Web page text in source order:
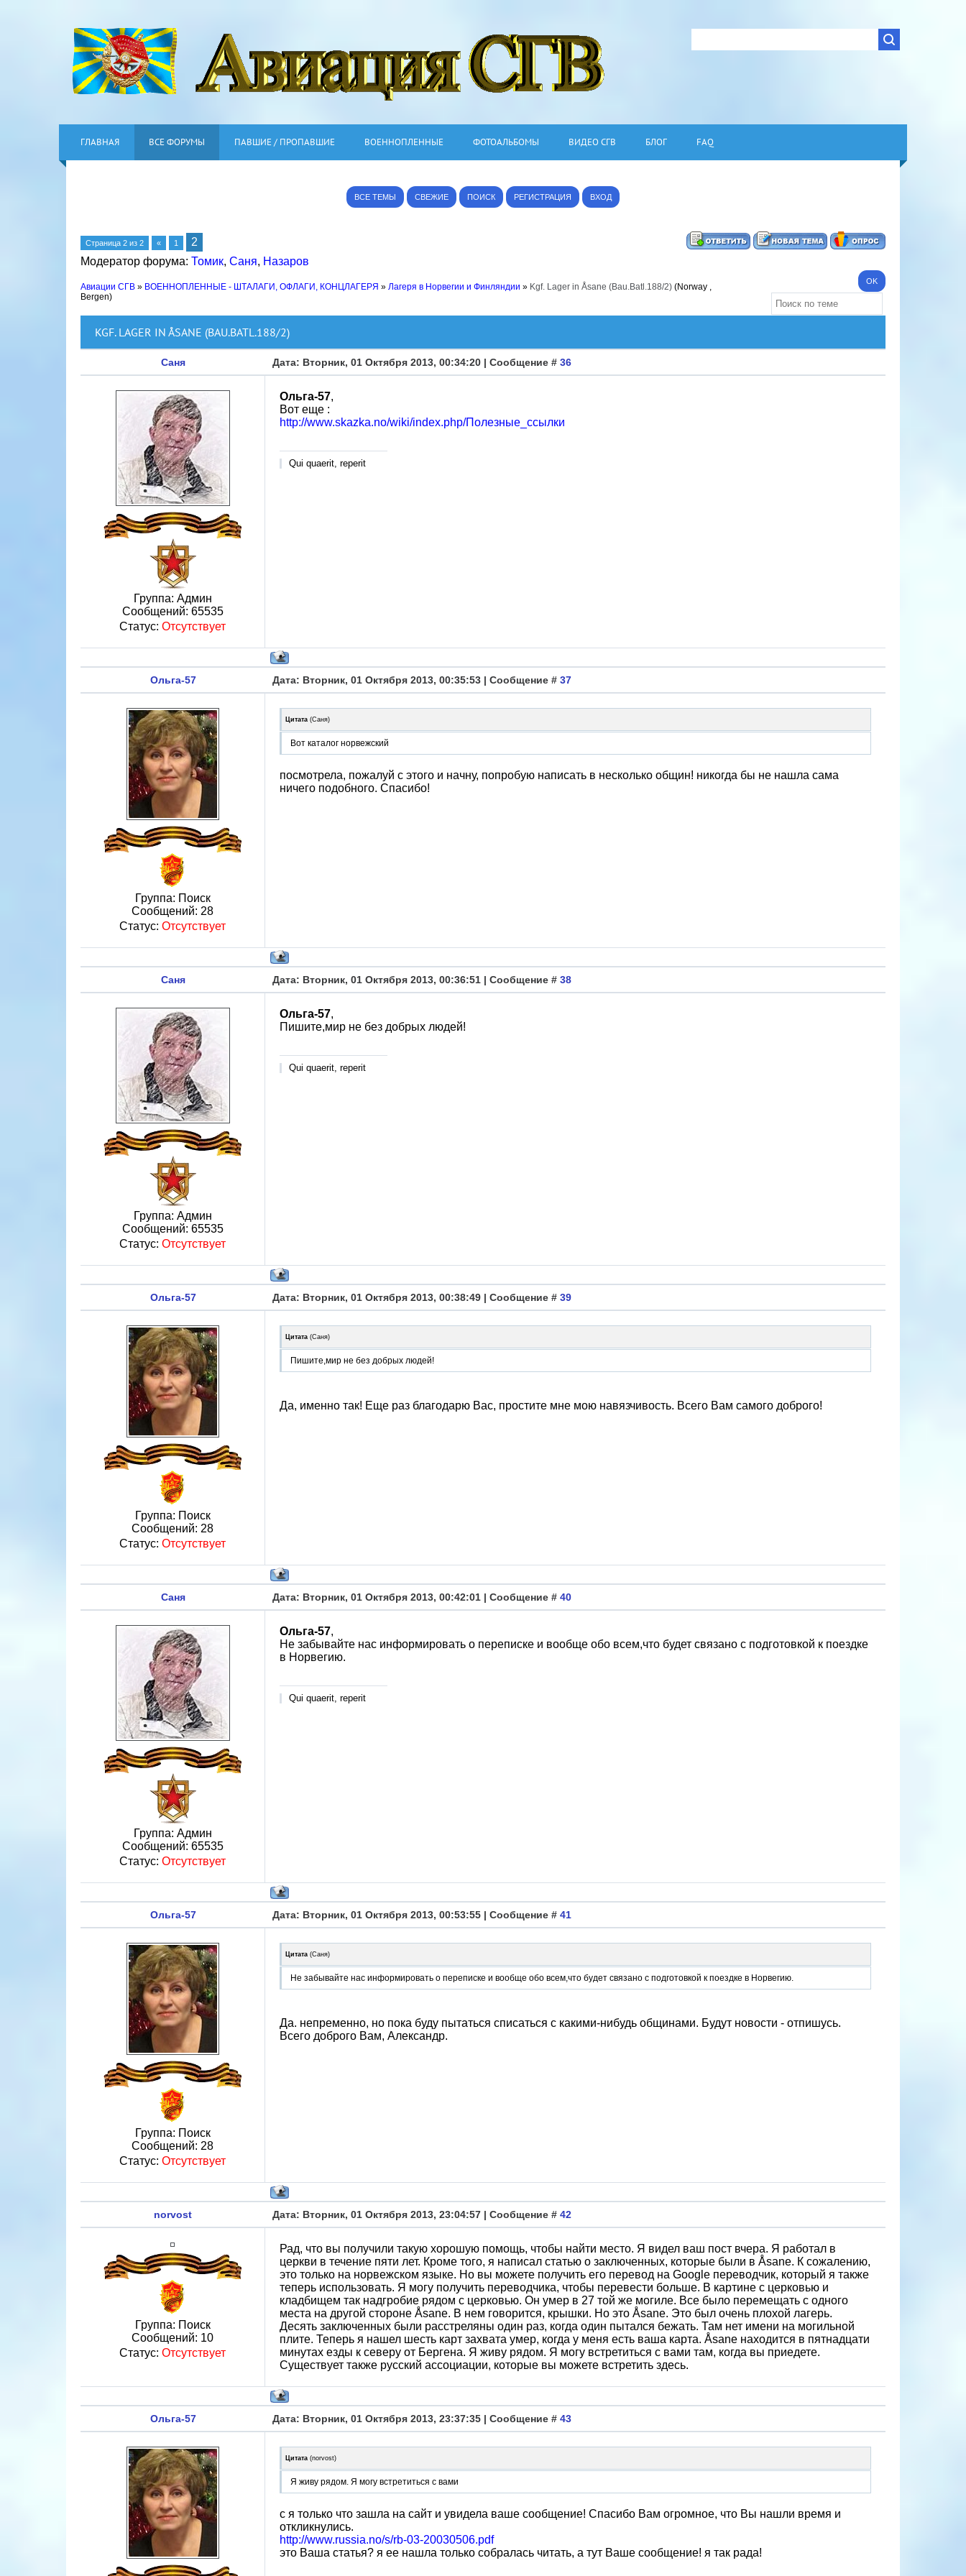
ГЛАВНАЯ ВСЕ ФОРУМЫ ПАВШИЕ / ПРОПАВШИЕ ВОЕННОПЛЕННЫЕ ФОТОАЛЬБОМЫ ВИДЕО СГВ БЛОГ FAQ
ВСЕ ТЕМЫ СВЕЖИЕ ПОИСК РЕГИСТРАЦИЯ ВХОД
Страница 2 из 2 « 1
2
Модератор форума: Томик, Саня, Назаров
Авиации СГВ » ВОЕННОПЛЕННЫЕ - ШТАЛАГИ, ОФЛАГИ, КОНЦЛАГЕРЯ » Лагеря в Норвегии и Финляндии » Kgf. Lager in Åsane (Bau.Batl.188/2) (Norway ,
Bergen)
KGF. LAGER IN ÅSANE (BAU.BATL.188/2)
Саня Дата: Вторник, 01 Октября 2013, 00:34:20 | Сообщение # 36
Группа: Админ
Сообщений: 65535
Статус: Отсутствует
Ольга-57,
Вот еще :
http://www.skazka.no/wiki/index.php/Полезные_ссылки
Qui quaerit, reperit
Ольга-57 Дата: Вторник, 01 Октября 2013, 00:35:53 | Сообщение # 37
Группа: Поиск
Сообщений: 28
Статус: Отсутствует
Цитата (Саня)
Вот каталог норвежский
посмотрела, пожалуй с этого и начну, попробую написать в несколько общин! никогда бы не нашла сама
ничего подобного. Спасибо!
Саня Дата: Вторник, 01 Октября 2013, 00:36:51 | Сообщение # 38
Группа: Админ
Сообщений: 65535
Статус: Отсутствует
Ольга-57,
Пишите,мир не без добрых людей!
Qui quaerit, reperit
Ольга-57 Дата: Вторник, 01 Октября 2013, 00:38:49 | Сообщение # 39
Группа: Поиск
Сообщений: 28
Статус: Отсутствует
Цитата (Саня)
Пишите,мир не без добрых людей!
Да, именно так! Еще раз благодарю Вас, простите мне мою навязчивость. Всего Вам самого доброго!
Саня Дата: Вторник, 01 Октября 2013, 00:42:01 | Сообщение # 40
Группа: Админ
Сообщений: 65535
Статус: Отсутствует
Ольга-57,
Не забывайте нас информировать о переписке и вообще обо всем,что будет связано с подготовкой к поездке
в Норвегию.
Qui quaerit, reperit
Ольга-57 Дата: Вторник, 01 Октября 2013, 00:53:55 | Сообщение # 41
Группа: Поиск
Сообщений: 28
Статус: Отсутствует
Цитата (Саня)
Не забывайте нас информировать о переписке и вообще обо всем,что будет связано с подготовкой к поездке в Норвегию.
Да. непременно, но пока буду пытаться списаться с какими-нибудь общинами. Будут новости - отпишусь.
Всего доброго Вам, Александр.
norvost Дата: Вторник, 01 Октября 2013, 23:04:57 | Сообщение # 42
Группа: Поиск
Сообщений: 10
Статус: Отсутствует
Рад, что вы получили такую ​​хорошую помощь, чтобы найти место. Я видел ваш пост вчера. Я работал в
церкви в течение пяти лет. Кроме того, я написал статью о заключенных, которые были в Åsane. К сожалению,
это только на норвежском языке. Но вы можете получить его перевод на Google переводчик, который я также
теперь использовать. Я могу получить переводчика, чтобы перевести больше. В картине с церковью и
кладбищем так надгробие рядом с церковью. Он умер в 27 той же могиле. Все было перемещать с одного
места на другой стороне Åsane. В нем говорится, крышки. Но это Åsane. Это был очень плохой лагерь.
Десять заключенных были расстреляны один раз, когда один пытался бежать. Там нет имени на могильной
плите. Теперь я нашел шесть карт захвата умер, когда у меня есть ваша карта. Åsane находится в пятнадцати
минутах езды к северу от Бергена. Я живу рядом. Я могу встретиться с вами там, когда вы приедете.
Существует также русский ассоциации, которые вы можете встретить здесь.
Ольга-57 Дата: Вторник, 01 Октября 2013, 23:37:35 | Сообщение # 43
Цитата (norvost)
Я живу рядом. Я могу встретиться с вами
с я только что зашла на сайт и увидела ваше сообщение! Спасибо Вам огромное, что Вы нашли время и
откликнулись.
http://www.russia.no/s/rb-03-20030506.pdf
это Ваша статья? я ее нашла только собралась читать, а тут Ваше сообщение! я так рада!